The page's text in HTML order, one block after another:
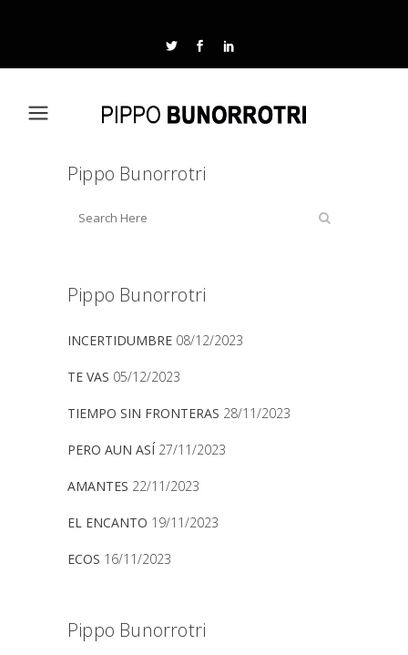
Pippo Bunorrotri
Pippo Bunorrotri
INCERTIDUMBRE 08/12/2023
TE VAS 05/12/2023
TIEMPO SIN FRONTERAS 28/11/2023
PERO AUN ASÍ 27/11/2023
AMANTES 22/11/2023
EL ENCANTO 19/11/2023
ECOS 16/11/2023
Pippo Bunorrotri